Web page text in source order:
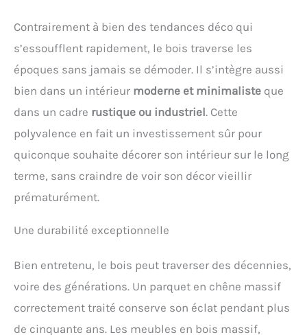
Contrairement à bien des tendances déco qui
s’essoufflent rapidement, le bois traverse les
époques sans jamais se démoder. Il s’intègre aussi
bien dans un intérieur moderne et minimaliste que
dans un cadre rustique ou industriel. Cette
polyvalence en fait un investissement sûr pour
quiconque souhaite décorer son intérieur sur le long
terme, sans craindre de voir son décor vieillir
prématurément.
Une durabilité exceptionnelle
Bien entretenu, le bois peut traverser des décennies,
voire des générations. Un parquet en chêne massif
correctement traité conserve son éclat pendant plus
de cinquante ans. Les meubles en bois massif,